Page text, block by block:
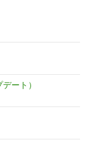
ート）